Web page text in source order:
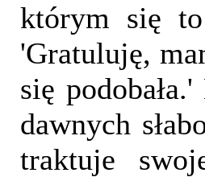
którym się
'Gratuluję,
się
dawnych
traktuje